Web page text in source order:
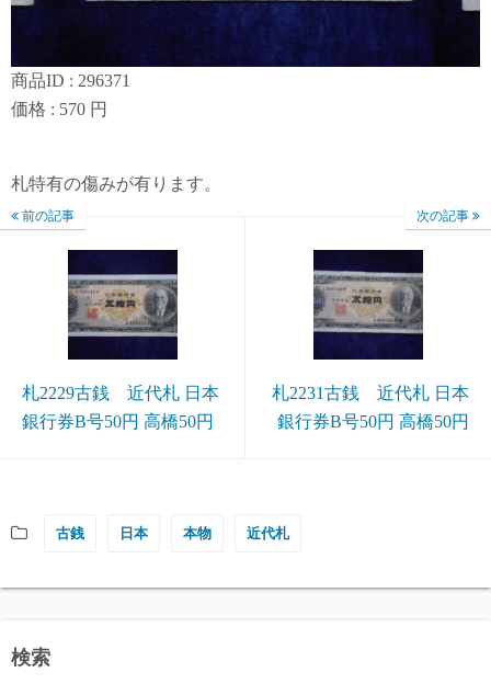
商品ID : 296371
価格 : 570 円
札特有の傷みが有ります。
前の記事
札2229古銭 近代札 日本
銀行券B号50円 高橋50円
次の記事
札2231古銭 近代札 日本
銀行券B号50円 高橋50円
古銭 日本 本物 近代札
検索